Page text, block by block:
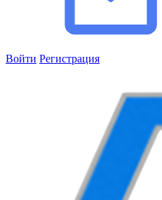
Войти Регистрация